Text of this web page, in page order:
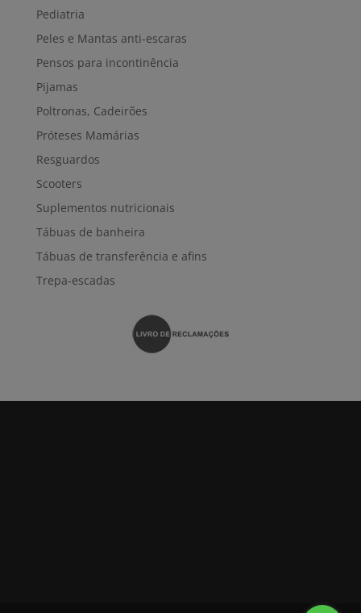
Pediatria
Peles e Mantas anti-escaras
Pensos para incontinência
Pijamas
Poltronas, Cadeirões
Próteses Mamárias
Resguardos
Scooters
Suplementos nutricionais
Tábuas de banheira
Tábuas de transferência e afins
Trepa-escadas